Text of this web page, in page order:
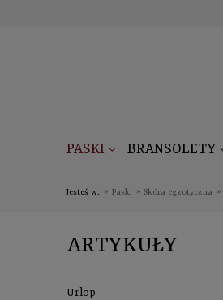
PASKI BRANSOLETY
Jesteś w: » Paski » Skóra egzotyczna »
ARTYKUŁY
Urlop